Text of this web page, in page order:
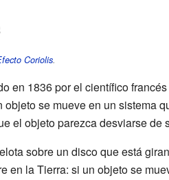
Coriolis.
en 1836 por el científico francés
se mueve en un sistema
el objeto parezca desviarse de
sobre un disco que está
en la Tierra: si un objeto se